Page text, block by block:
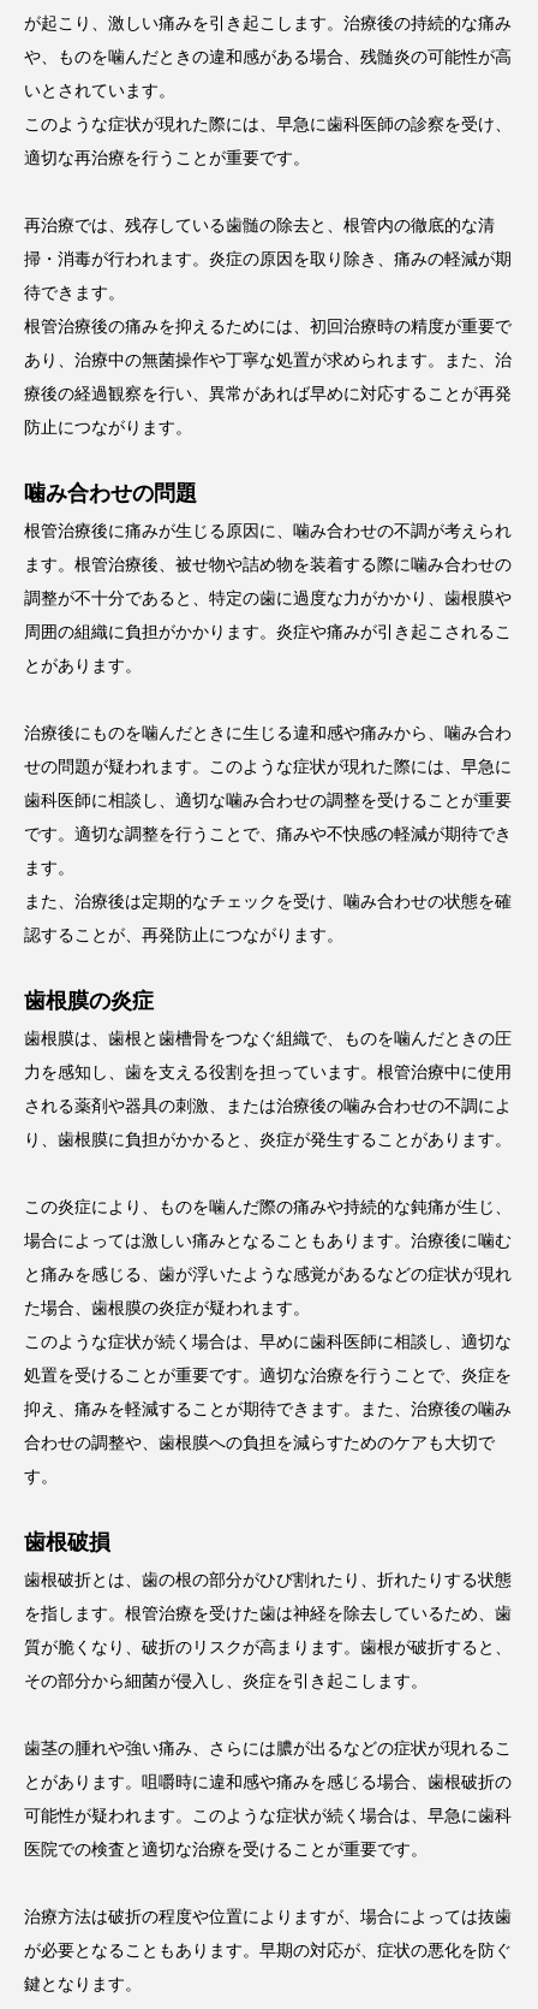
が起こり、激しい痛みを引き起こします。治療後の持続的な痛み
や、ものを噛んだときの違和感がある場合、残髄炎の可能性が高
いとされています。
このような症状が現れた際には、早急に歯科医師の診察を受け、
適切な再治療を行うことが重要です。
再治療では、残存している歯髄の除去と、根管内の徹底的な清
掃・消毒が行われます。炎症の原因を取り除き、痛みの軽減が期
待できます。
根管治療後の痛みを抑えるためには、初回治療時の精度が重要で
あり、治療中の無菌操作や丁寧な処置が求められます。また、治
療後の経過観察を行い、異常があれば早めに対応することが再発
防止につながります。
噛み合わせの問題
根管治療後に痛みが生じる原因に、噛み合わせの不調が考えられ
ます。根管治療後、被せ物や詰め物を装着する際に噛み合わせの
調整が不十分であると、特定の歯に過度な力がかかり、歯根膜や
周囲の組織に負担がかかります。炎症や痛みが引き起こされるこ
とがあります。
治療後にものを噛んだときに生じる違和感や痛みから、噛み合わ
せの問題が疑われます。このような症状が現れた際には、早急に
歯科医師に相談し、適切な噛み合わせの調整を受けることが重要
です。適切な調整を行うことで、痛みや不快感の軽減が期待でき
ます。
また、治療後は定期的なチェックを受け、噛み合わせの状態を確
認することが、再発防止につながります。
歯根膜の炎症
歯根膜は、歯根と歯槽骨をつなぐ組織で、ものを噛んだときの圧
力を感知し、歯を支える役割を担っています。根管治療中に使用
される薬剤や器具の刺激、または治療後の噛み合わせの不調によ
り、歯根膜に負担がかかると、炎症が発生することがあります。
この炎症により、ものを噛んだ際の痛みや持続的な鈍痛が生じ、
場合によっては激しい痛みとなることもあります。治療後に噛む
と痛みを感じる、歯が浮いたような感覚があるなどの症状が現れ
た場合、歯根膜の炎症が疑われます。
このような症状が続く場合は、早めに歯科医師に相談し、適切な
処置を受けることが重要です。適切な治療を行うことで、炎症を
抑え、痛みを軽減することが期待できます。また、治療後の噛み
合わせの調整や、歯根膜への負担を減らすためのケアも大切で
す。
歯根破損
歯根破折とは、歯の根の部分がひび割れたり、折れたりする状態
を指します。根管治療を受けた歯は神経を除去しているため、歯
質が脆くなり、破折のリスクが高まります。歯根が破折すると、
その部分から細菌が侵入し、炎症を引き起こします。
歯茎の腫れや強い痛み、さらには膿が出るなどの症状が現れるこ
とがあります。咀嚼時に違和感や痛みを感じる場合、歯根破折の
可能性が疑われます。このような症状が続く場合は、早急に歯科
医院での検査と適切な治療を受けることが重要です。
治療方法は破折の程度や位置によりますが、場合によっては抜歯
が必要となることもあります。早期の対応が、症状の悪化を防ぐ
鍵となります。